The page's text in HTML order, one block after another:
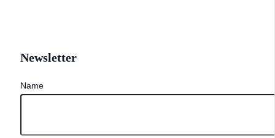
Newsletter
Name